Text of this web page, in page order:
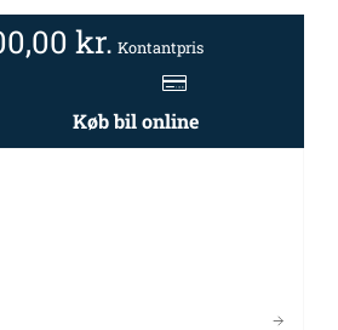
kr. Kontantpris
Køb bil online